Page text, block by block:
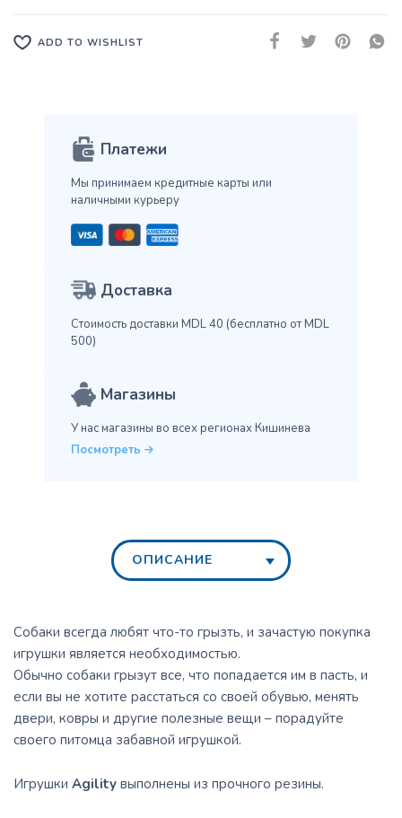
ADD TO WISHLIST
Платежи
Мы принимаем кредитные карты или
наличными курьеру
Доставка
Стоимость доставки MDL 40 (бесплатно от MDL
500)
Магазины
У нас магазины во всех регионах Кишинева
Посмотреть
ОПИСАНИЕ
Собаки всегда любят что-то грызть, и зачастую покупка
игрушки является необходимостью.
Обычно собаки грызут все, что попадается им в пасть, и
если вы не хотите расстаться со своей обувью, менять
двери, ковры и другие полезные вещи – порадуйте
своего питомца забавной игрушкой.
Игрушки Agility выполнены из прочного резины.